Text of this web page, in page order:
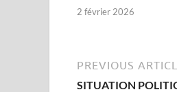
2 février 2026
PREVIOUS
SITUATION